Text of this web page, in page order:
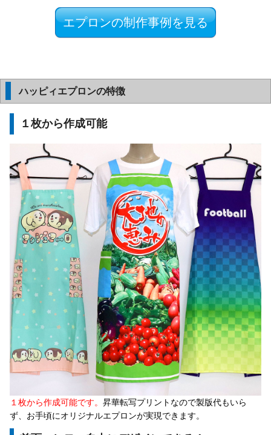
エプロンの制作事例を見る
ハッピィエプロンの特徴
１枚から作成可能
１枚から作成可能です。 昇華転写プリントなので製版代もいら
ず、お手頃にオリジナルエプロンが実現できます。